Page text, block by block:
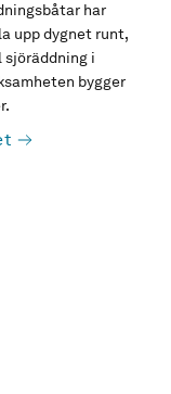
har
upp dygnet runt,
sjöräddning i
bygger